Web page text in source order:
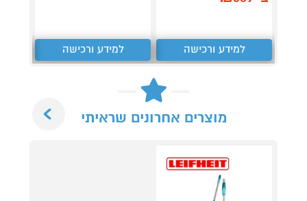
למידע ורכישה למידע ורכישה
מוצרים אחרונים שראיתי